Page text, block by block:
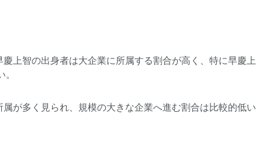
上智の出身者は大企業に所属する割合が高く、特に早慶上
が多く見られ、規模の大きな企業へ進む割合は比較的低い